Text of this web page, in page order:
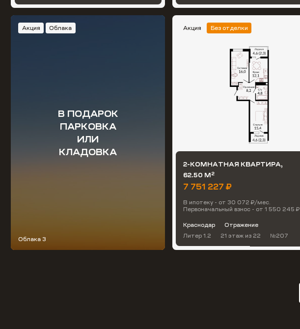
Акция Без отделки
2-КОМНАТНАЯ КВАРТИРА,
62.50 М2
7 751 227 ₽
В ипотеку - от 30 072 ₽/мес.
Первоначальный взнос - от 1 550 245 ₽
Краснодар
Отражение
Литер 1.2
21 этаж из 22 №207
Акция Облака
В ПОДАРОК
ПАРКОВКА
ИЛИ
КЛАДОВКА
Облака 3